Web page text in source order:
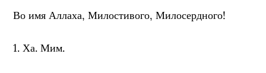
Во имя Аллаха, Милостивого, Милосердного!
1. Ха. Мим.